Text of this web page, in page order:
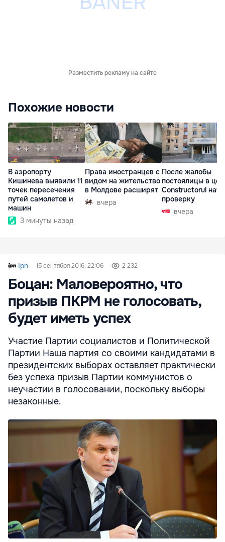
Разместить рекламу на сайте
Похожие новости
В аэропорту
Кишинева выявили 11
точек пересечения
путей самолетов и
машин
3 минуты назад
Права иностранцев с
видом на жительство
в Молдове расширят
вчера
После жалобы
постоялицы в
Constructorul
проверку
вчера
Ipn 15 сентября 2016, 22:06 2 232
Боцан: Маловероятно, что
призыв ПКРМ не голосовать,
будет иметь успех
Участие Партии социалистов и Политической
Партии Наша партия со своими кандидатами в
президентских выборах оставляет практически
без успеха призыв Партии коммунистов о
неучастии в голосовании, поскольку выборы
незаконные.